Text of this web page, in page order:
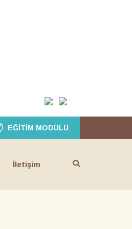
EĞITIM MODÜLÜ
İletişim